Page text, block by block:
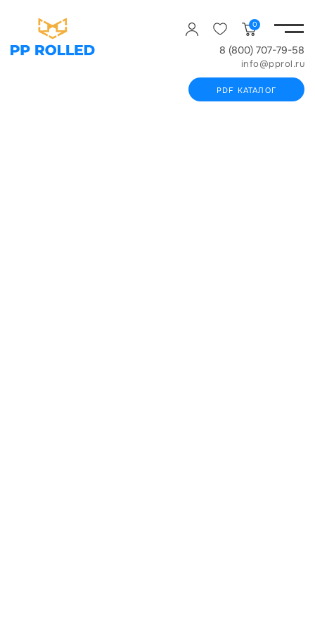
0
8 (800) 707-79-58
info@pprol.ru
PDF КАТАЛОГ